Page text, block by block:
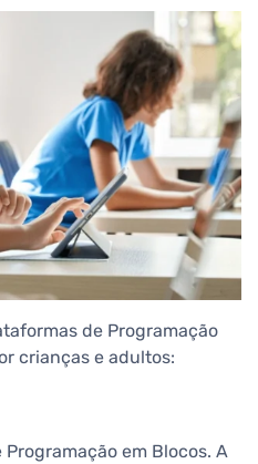
de Programação
crianças e adultos:
em Blocos. A